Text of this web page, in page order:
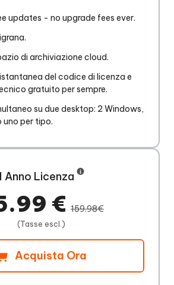
updates - no upgrade fees ever.
di archiviazione cloud.
del codice di licenza e
gratuito per sempre.
su due desktop: 2 Windows,
uno per tipo.
Anno Licenza
€ 159.98€
(Tasse escl.)
Acquista Ora